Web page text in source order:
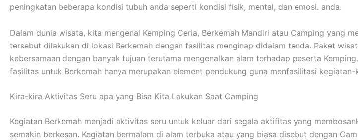
peningkatan beberapa kondisi tubuh anda seperti kondisi fisik, mental, dan emosi. anda.
Dalam dunia wisata, kita mengenal Kemping Ceria, Berkemah Mandiri atau Camping yang
tersebut dilakukan di lokasi Berkemah dengan fasilitas menginap didalam tenda. Paket
kebersamaan dengan banyak tujuan terutama mengenalkan alam terhadap peserta
fasilitas untuk Berkemah hanya merupakan element pendukung guna menfasilitasi kegiatan-
Kira-kira Aktivitas Seru apa yang Bisa Kita Lakukan Saat Camping
Kegiatan Berkemah menjadi aktivitas seru untuk keluar dari segala aktifitas yang
semakin berkesan. Kegiatan bermalam di alam terbuka atau yang biasa disebut dengan